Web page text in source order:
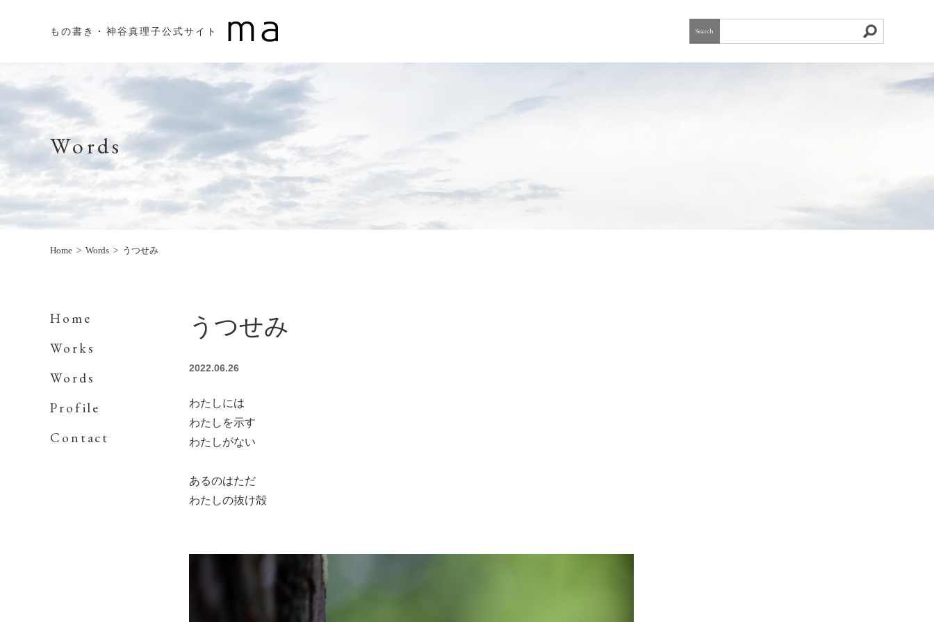
もの書き・神谷真理子公式サイト Search
Words
Home Words うつせみ
うつせみ
2022.06.26
わたしには
わたしを示す
わたしがない
あるのはただ
わたしの抜け殻
Home
Works
Words
Profile
Contact